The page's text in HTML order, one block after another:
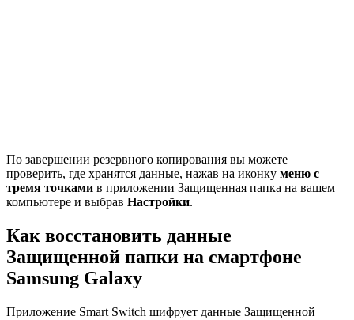
По завершении резервного копирования вы можете
проверить, где хранятся данные, нажав на иконку меню с
тремя точками в приложении Защищенная папка на вашем
компьютере и выбрав Настройки.
Как восстановить данные
Защищенной папки на смартфоне
Samsung Galaxy
Приложение Smart Switch шифрует данные Защищенной